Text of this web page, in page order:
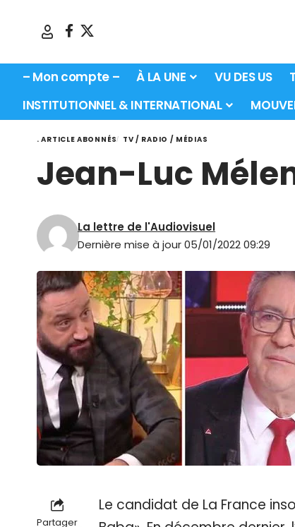
– Mon compte – À LA UNE VU DES US
INSTITUTIONNEL & INTERNATIONAL
. ARTICLE ABONNÉS TV / RADIO / MÉDIAS
Jean-Luc
Dernière mise à jour 05/01/2022 09:29
La lettre de l'Audiovisuel
Partager
Le candidat de La France